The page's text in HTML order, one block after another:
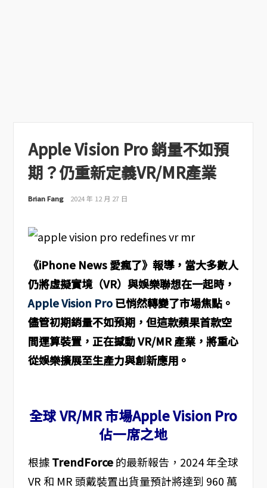
Apple Vision Pro 銷量不如預
期？仍重新定義VR/MR產業
Brian Fang 2024 年 12 月 27 日
《iPhone News 愛瘋了》報導，當大多數人
仍將虛擬實境（VR）與娛樂聯想在一起時，
Apple Vision Pro已悄然轉變了市場焦點。
儘管初期銷量不如預期，但這款蘋果首款空
間運算裝置，正在撼動 VR/MR 產業，將重心
從娛樂擴展至生產力與創新應用。
全球 VR/MR 市場Apple Vision Pro
佔一席之地
根據TrendForce的最新報告，2024 年全球
VR 和 MR 頭戴裝置出貨量預計將達到 960 萬